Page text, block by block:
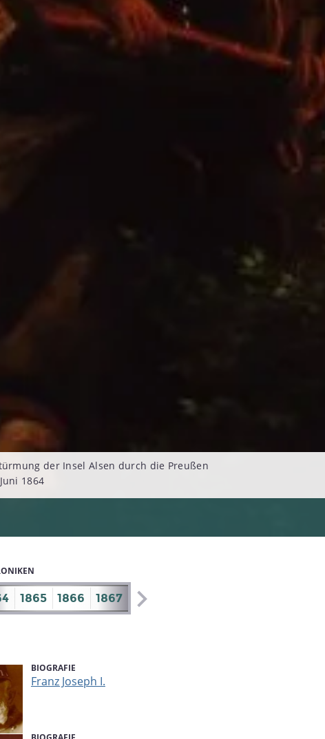
der Insel Alsen durch die Preußen
1864
1865 1866 1867 1868
BIOGRAFIE
Franz Joseph I.